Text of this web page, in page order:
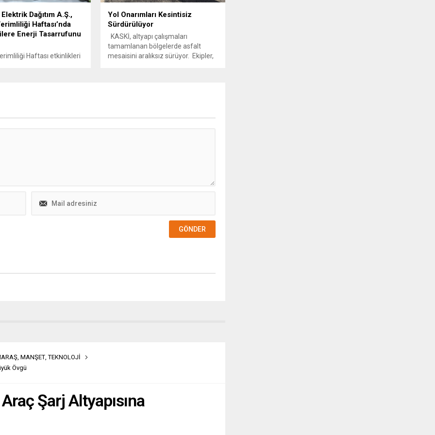
Dağıtım A.Ş.,
Haftası’nda
Enerji Tasarrufunu
Haftası etkinlikleri
Yol Onarımları Kesintisiz
Sürdürülüyor
KASKİ, altyapı çalışmaları
tamamlanan bölgelerde asfalt
mesaisini aralıksız sürüyor. Ekipler,
MANŞET ,TEKNOLOJİ
Övgü
Şarj Altyapısına